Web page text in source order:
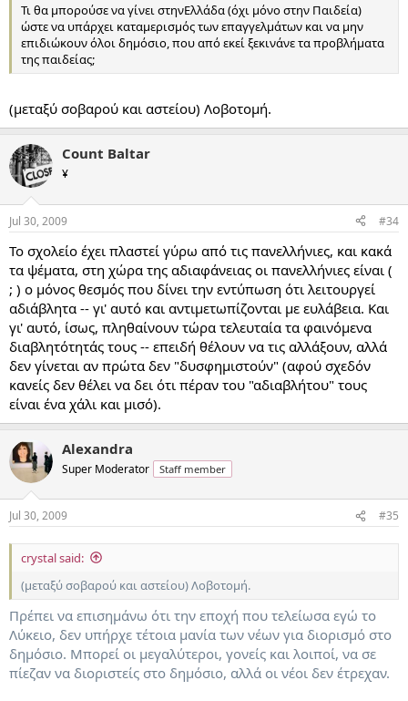
Τι θα μπορούσε να γίνει στηνΕλλάδα (όχι μόνο στην Παιδεία)
ώστε να υπάρχει καταμερισμός των επαγγελμάτων και να μην
επιδιώκουν όλοι δημόσιο, που από εκεί ξεκινάνε τα προβλήματα
της παιδείας;
(μεταξύ σοβαρού και αστείου) Λοβοτομή.
Count Baltar
¥
Jul 30, 2009 #34
Το σχολείο έχει πλαστεί γύρω από τις πανελλήνιες, και κακά
τα ψέματα, στη χώρα της αδιαφάνειας οι πανελλήνιες είναι (
; ) ο μόνος θεσμός που δίνει την εντύπωση ότι λειτουργεί
αδιάβλητα -- γι' αυτό και αντιμετωπίζονται με ευλάβεια. Και
γι' αυτό, ίσως, πληθαίνουν τώρα τελευταία τα φαινόμενα
διαβλητότητάς τους -- επειδή θέλουν να τις αλλάξουν, αλλά
δεν γίνεται αν πρώτα δεν "δυσφημιστούν" (αφού σχεδόν
κανείς δεν θέλει να δει ότι πέραν του "αδιαβλήτου" τους
είναι ένα χάλι και μισό).
Alexandra
Super Moderator Staff member
Jul 30, 2009 #35
crystal said:
(μεταξύ σοβαρού και αστείου) Λοβοτομή.
Πρέπει να επισημάνω ότι την εποχή που τελείωσα εγώ το
Λύκειο, δεν υπήρχε τέτοια μανία των νέων για διορισμό στο
δημόσιο. Μπορεί οι μεγαλύτεροι, γονείς και λοιποί, να σε
πίεζαν να διοριστείς στο δημόσιο, αλλά οι νέοι δεν έτρεχαν.